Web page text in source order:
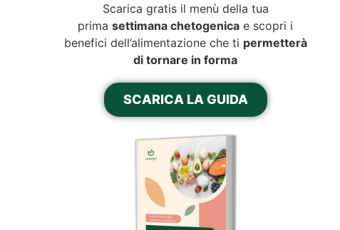
Scarica gratis il menù della tua
primasettimana chetogenica e scopri i
benefici dell’alimentazione che ti permetterà
di tornare in forma
SCARICA LA GUIDA